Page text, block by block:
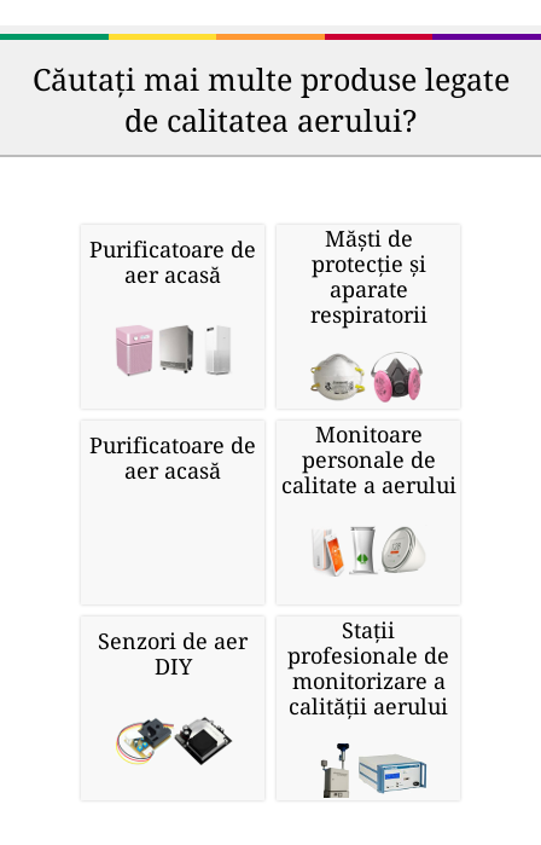
Căutați mai multe produse legate
de calitatea aerului?
Purificatoare de
aer acasă
Măști de
protecție și
aparate
respiratorii
Purificatoare de
aer acasă
Monitoare
personale de
calitate a aerului
Senzori de aer
DIY
Stații
profesionale de
monitorizare a
calității aerului